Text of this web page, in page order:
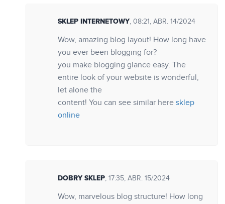
SKLEP INTERNETOWY, 08:21, ABR. 14/2024
Wow, amazing blog layout! How long have
you ever been blogging for?
you make blogging glance easy. The
entire look of your website is wonderful,
let alone the
content! You can see similar here sklep
online
DOBRY SKLEP, 17:35, ABR. 15/2024
Wow, marvelous blog structure! How long